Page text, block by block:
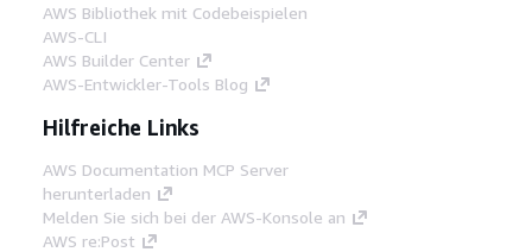
AWS Bibliothek mit Codebeispielen
AWS-CLI
AWS Builder Center
AWS-Entwickler-Tools Blog
Hilfreiche Links
AWS Documentation MCP Server
herunterladen
Melden Sie sich bei der AWS-Konsole an
AWS re:Post